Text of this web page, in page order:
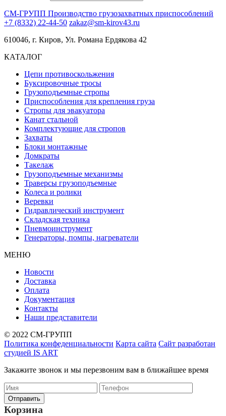
СМ-ГРУПП Производство грузозахватных приспособлений
+7 (8332) 22-44-50 zakaz@sm-kirov43.ru
610046, г. Киров, Ул. Романа Ердякова 42
КАТАЛОГ
Цепи противоскольжения
Буксировочные тросы
Грузоподъемные стропы
Приспособления для крепления груза
Стропы для эвакуатора
Канат стальной
Комплектующие для стропов
Захваты
Блоки монтажные
Домкраты
Такелаж
Грузоподъемные механизмы
Траверсы грузоподъемные
Колеса и ролики
Веревки
Гидравлический инструмент
Складская техника
Пневмоинструмент
Генераторы, помпы, нагреватели
МЕНЮ
Новости
Доставка
Оплата
Документация
Контакты
Наши представители
© 2022 СМ-ГРУПП
Политика конфеденциальности Карта сайта Сайт разработан
студией IS ART
Закажите звонок и мы перезвоним вам в ближайшее время
Корзина